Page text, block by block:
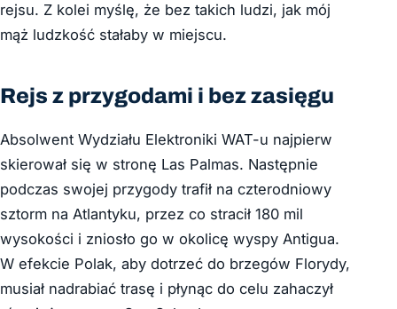
rejsu. Z kolei myślę, że bez takich ludzi, jak mój
mąż ludzkość stałaby w miejscu.
Rejs z przygodami i bez zasięgu
Absolwent Wydziału Elektroniki WAT-u najpierw
skierował się w stronę Las Palmas. Następnie
podczas swojej przygody trafił na czterodniowy
sztorm na Atlantyku, przez co stracił 180 mil
wysokości i zniosło go w okolicę wyspy Antigua.
W efekcie Polak, aby dotrzeć do brzegów Florydy,
musiał nadrabiać trasę i płynąc do celu zahaczył